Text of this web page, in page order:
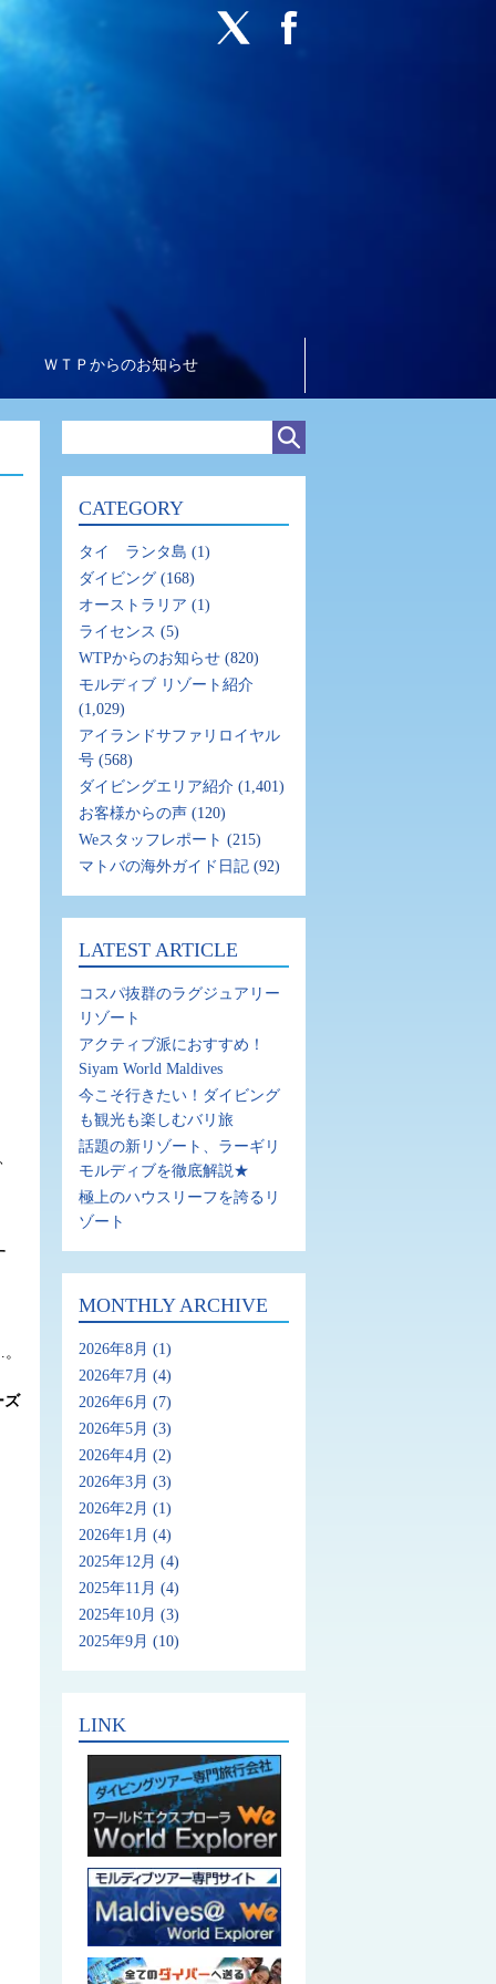
ＷＴＰからのお知らせ
ズ
CATEGORY
タイ ランタ島 (1)
ダイビング (168)
オーストラリア (1)
ライセンス (5)
WTPからのお知らせ (820)
モルディブ リゾート紹介
(1,029)
アイランドサファリロイヤル
号 (568)
ダイビングエリア紹介 (1,401)
お客様からの声 (120)
Weスタッフレポート (215)
マトバの海外ガイド日記 (92)
LATEST ARTICLE
コスパ抜群のラグジュアリー
リゾート
アクティブ派におすすめ！
Siyam World Maldives
今こそ行きたい！ダイビング
も観光も楽しむバリ旅
話題の新リゾート、ラーギリ
モルディブを徹底解説★
極上のハウスリーフを誇るリ
ゾート
MONTHLY ARCHIVE
2026年8月 (1)
2026年7月 (4)
2026年6月 (7)
2026年5月 (3)
2026年4月 (2)
2026年3月 (3)
2026年2月 (1)
2026年1月 (4)
2025年12月 (4)
2025年11月 (4)
2025年10月 (3)
2025年9月 (10)
LINK